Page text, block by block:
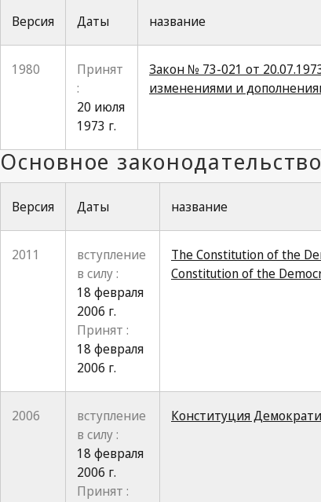
Версия Даты название
1980
Принят
:
20 июля
1973 г.
Закон № 73-021 от
изменениями и
Версия Даты название
2011
вступление
в силу :
18 февраля
2006 г.
Принят :
18 февраля
2006 г.
The Constitution of the
Constitution of the
2006
вступление
в силу :
18 февраля
2006 г.
Принят :
Конституция